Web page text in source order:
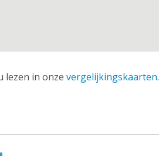
lezen in onze vergelijkingskaarten.